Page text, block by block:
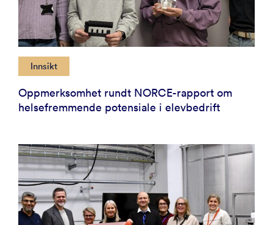
Innsikt
Oppmerksomhet rundt NORCE-rapport om
helsefremmende potensiale i elevbedrift